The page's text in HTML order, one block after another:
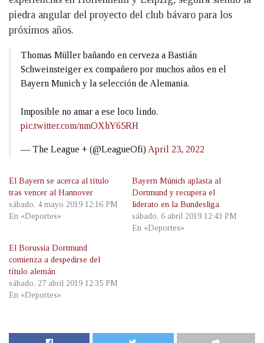
piedra angular del proyecto del club bávaro para los
próximos años.
Thomas Müller bañando en cerveza a Bastián
Schweinsteiger ex compañero por muchos años en el
Bayern Munich y la selección de Alemania.
Imposible no amar a ese loco lindo.
pic.twitter.com/nmOXhY65RH
— The League + (@LeagueOfi) April 23, 2022
El Bayern se acerca al título
tras vencer al Hannover
sábado, 4 mayo 2019 12:16 PM
En «Deportes»
Bayern Múnich aplasta al
Dortmund y recupera el
liderato en la Bundesliga
sábado, 6 abril 2019 12:43 PM
En «Deportes»
El Borussia Dortmund
comienza a despedirse del
título alemán
sábado, 27 abril 2019 12:35 PM
En «Deportes»